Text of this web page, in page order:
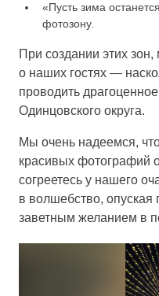
«Пусть зима
фотозону.
При создании этих
о наших гостях —
проводить
Одинцовского округа.
Мы очень надеемся,
красивых фотографий
согреетесь у нашего
в волшебство,
заветным желанием в